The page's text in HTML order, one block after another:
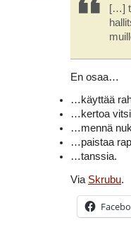
[…]
En osaa…
…käyttää
…kertoa
…mennä
…paistaa
…tanssia.
Via Skrubu.